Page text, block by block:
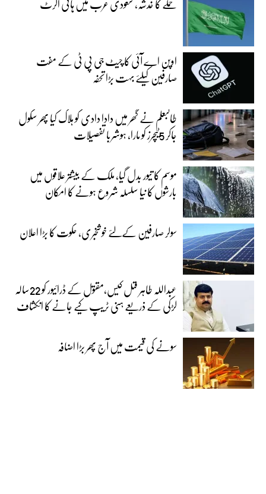
اوپن اے آئی کا چیٹ جی پی ٹی کے مفت
صارفین کیلئے بہت بڑا تحفہ
طالبعلم نے گھر میں دادا دادی کو ہلاک کیا پھر سکول
جاکر 5ٹیچرز کو مارا، ہوشربا تفصیلات
موسم کا تیور بدل گیا، ملک کے بیشتر علاقوں میں
بارشوں کا نیا سلسلہ شروع ہونے کا امکان
سولر صارفین کےلئے خوشخبری، حکوت کا بڑا اعلان
عبداللہ طاہر قتل کیس،مقتول کے ڈرائیور کو 22سالہ
لڑکی کے ذریعے ہنی ٹریپ کیے جانے کا انکشاف
سونے کی قیمت میں آج پھر بڑا اضافہ